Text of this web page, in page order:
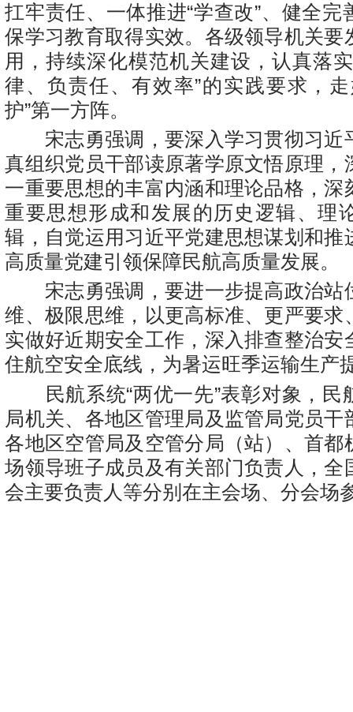
扛牢责任、一体推进“学查改”、健全完
保学习教育取得实效。各级领导机关要
用，持续深化模范机关建设，认真落
律、负责任、有效率”的实践要求，
护”第一方阵。
宋志勇强调，要深入学习贯彻习近
真组织党员干部读原著学原文悟原理，
一重要思想的丰富内涵和理论品格，深
重要思想形成和发展的历史逻辑、理
辑，自觉运用习近平党建思想谋划和推
高质量党建引领保障民航高质量发展。
宋志勇强调，要进一步提高政治站
维、极限思维，以更高标准、更严要求
实做好近期安全工作，深入排查整治安
住航空安全底线，为暑运旺季运输生产
民航系统“两优一先”表彰对象，民
局机关、各地区管理局及监管局党员干
各地区空管局及空管分局（站）、首都
场领导班子成员及有关部门负责人，全
会主要负责人等分别在主会场、分会场